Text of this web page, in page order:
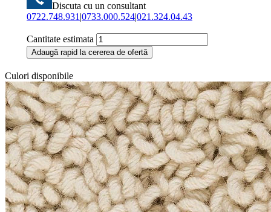
Discuta cu un consultant
0722.748.931 |0733.000.524|021.324.04.43
Cantitate estimata
Adaugă rapid la cererea de ofertă
Culori disponibile